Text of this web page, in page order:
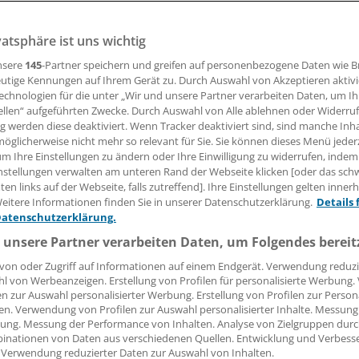
14:40 Uhr
Deutsche Stiftung Patientenschutz hat Strafanzeige
gegen die Verantwortlichen des Wormser
die den kürzlich in Heilbronn aufgeflogenen
Honorararzt vermittelt hatte.
Patientenschützer wäre durch Internetrecherche oder
beim vorherigen Arbeitgeber "leicht zu verhindern
am Wormser Klinikum Patienten schädigt". Man verstehe
Zeichen gegen Verantwortungslosigkeit.(eb)
ist uns wichtig
145-Partner speichern und greifen auf personenbezogene Daten wie
Kennungen auf Ihrem Gerät zu. Durch Auswahl von Akzeptieren
für die unter „Wir und unsere Partner verarbeiten Daten, um
aufgeführten Zwecke. Durch Auswahl von Alle ablehnen oder
werden diese deaktiviert. Wenn Tracker deaktiviert sind, sind manche
nicht mehr so relevant für Sie. Sie können dieses Menü
Ihre Einstellungen zu ändern oder Ihre Einwilligung zu widerrufen, indem
verwalten am unteren Rand der Webseite klicken [oder das
links auf der Webseite, falls zutreffend]. Ihre Einstellungen gelten
Informationen finden Sie in unserer Datenschutzerklärung. Details
Partner verarbeiten Daten, um Folgendes
oder Zugriff auf Informationen auf einem Endgerät. Verwendung
von Werbeanzeigen. Erstellung von Profilen für personalisierte
zur Auswahl personalisierter Werbung. Erstellung von Profilen zur
Verwendung von Profilen zur Auswahl personalisierter Inhalte.
Messung der Performance von Inhalten. Analyse von Zielgruppen
von Daten aus verschiedenen Quellen. Entwicklung und
reduzierter Daten zur Auswahl von Inhalten.